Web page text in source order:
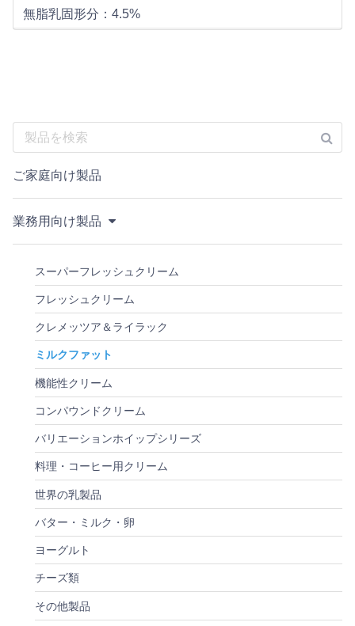
無脂乳固形分：4.5%
ご家庭向け製品
業務用向け製品
スーパーフレッシュクリーム
フレッシュクリーム
クレメッツア＆ライラック
ミルクファット
機能性クリーム
コンパウンドクリーム
バリエーションホイップシリーズ
料理・コーヒー用クリーム
世界の乳製品
バター・ミルク・卵
ヨーグルト
チーズ類
その他製品